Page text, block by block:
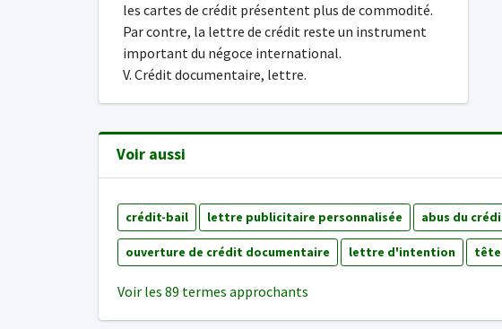
les cartes de crédit présentent plus de commodité.
Par contre, la lettre de crédit reste un instrument
important du négoce international.
V. Crédit documentaire, lettre.
Voir aussi
crédit-bail lettre publicitaire personnalisée abus du
ouverture de crédit documentaire lettre d'intention
Voir les 89 termes approchants